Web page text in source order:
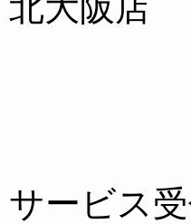
ービス